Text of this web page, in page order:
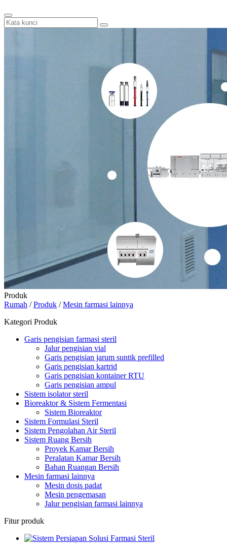
Produk
Rumah /Produk /Mesin farmasi lainnya
Kategori Produk
Garis pengisian farmasi steril
Jalur pengisian vial
Garis pengisian jarum suntik prefilled
Garis pengisian kartrid
Garis pengisian kontainer RTU
Garis pengisian ampul
Sistem isolator steril
Bioreaktor & Sistem Fermentasi
Sistem Bioreaktor
Sistem Formulasi Steril
Sistem Pengolahan Air Steril
Sistem Ruang Bersih
Proyek Kamar Bersih
Peralatan Kamar Bersih
Bahan Ruangan Bersih
Mesin farmasi lainnya
Mesin dosis padat
Mesin pengemasan
Jalur pengisian farmasi lainnya
Fitur produk